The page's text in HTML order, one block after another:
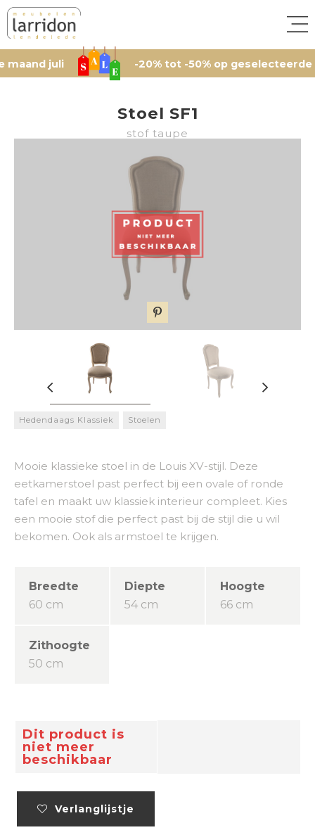
juli -20% tot -50% op geselecteerde
Stoel SF1
stof taupe
Hedendaags Klassiek Stoelen
Mooie klassieke stoel in de Louis XV-stijl. Deze
eetkamerstoel past perfect bij een ovale of ronde
tafel en maakt uw klassiek interieur compleet. Kies
een mooie stof die perfect past bij de stijl die u wil
bekomen. Ook als armstoel te krijgen.
Breedte
60 cm
Diepte
54 cm
Hoogte
66 cm
Zithoogte
50 cm
Dit product is
niet meer
beschikbaar
Verlanglijstje